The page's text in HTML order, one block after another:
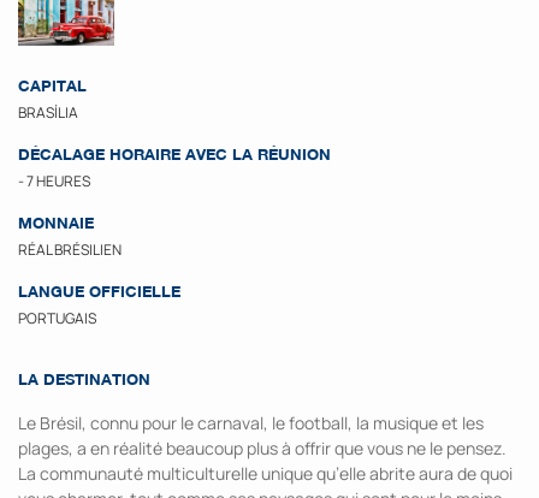
CAPITAL
BRASÍLIA
DÉCALAGE HORAIRE AVEC LA RÉUNION
- 7 HEURES
MONNAIE
RÉAL BRÉSILIEN
LANGUE OFFICIELLE
PORTUGAIS
LA DESTINATION
Le Brésil, connu pour le carnaval, le football, la musique et les
plages, a en réalité beaucoup plus à offrir que vous ne le pensez.
La communauté multiculturelle unique qu’elle abrite aura de quoi